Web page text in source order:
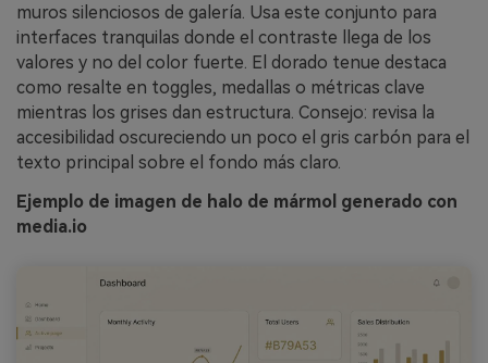
muros silenciosos de galería. Usa este conjunto para
interfaces tranquilas donde el contraste llega de los
valores y no del color fuerte. El dorado tenue destaca
como resalte en toggles, medallas o métricas clave
mientras los grises dan estructura. Consejo: revisa la
accesibilidad oscureciendo un poco el gris carbón para el
texto principal sobre el fondo más claro.
Ejemplo de imagen de halo de mármol generado con
media.io